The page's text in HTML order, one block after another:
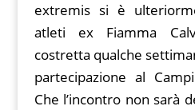
extremis si è
atleti ex Fiamma
costretta qualche
partecipazione al
Che l’incontro non sarà